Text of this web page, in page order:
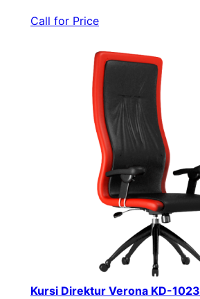
Call for Price
Kursi Direktur Verona KD-1023